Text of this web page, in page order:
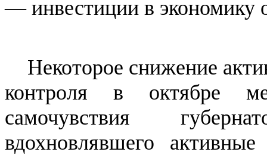
— инвестиции в экономику
Некоторое снижение
контроля в октябре
самочувствия
вдохновлявшего